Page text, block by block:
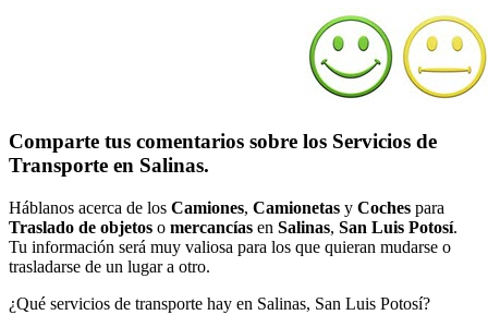
Comparte tus comentarios sobre los Servicios de
Transporte en Salinas.
Háblanos acerca de los Camiones, Camionetas y Coches para
Traslado de objetos o mercancías en Salinas, San Luis Potosí.
Tu información será muy valiosa para los que quieran mudarse o
trasladarse de un lugar a otro.
¿Qué servicios de transporte hay en Salinas, San Luis Potosí?